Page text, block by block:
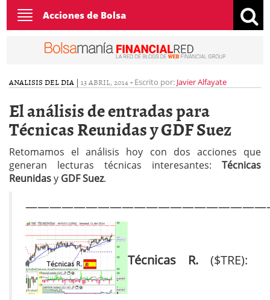
Toggle
navigation
Acciones de Bolsa
ANALISIS DEL DIA | 13 ABRIL, 2014- Escrito por: Javier Alfayate
El análisis de entradas para
Técnicas Reunidas y GDF Suez
Retomamos el análisis hoy con dos acciones que
generan lecturas técnicas interesantes: Técnicas
Reunidasy GDF Suez.
Técnicas R. ($TRE):